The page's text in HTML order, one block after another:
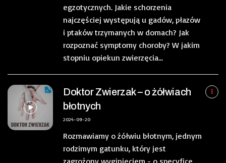
egzotycznych. Jakie schorzenia
najczęściej występują u gadów, płazów
i ptaków trzymanych w domach? Jak
rozpoznać symptomy choroby? W jakim
stopniu opiekun zwierzęcia...
Doktor Zwierzak – o żółwiach
błotnych
2024-09-20
Rozmawiamy o żółwiu błotnym, jednym
rodzimym gatunku, który jest
zagrożony wyginięciem - o specyfice